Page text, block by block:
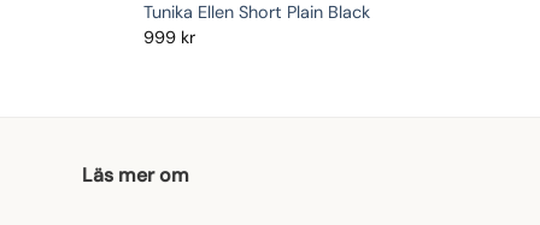
Tunika Ellen Short Plain Black
999 kr
Läs mer om